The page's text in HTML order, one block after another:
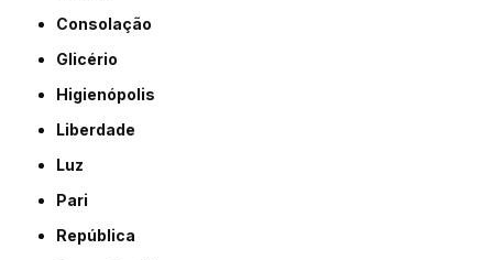
Consolação
Glicério
Higienópolis
Liberdade
Luz
Pari
República